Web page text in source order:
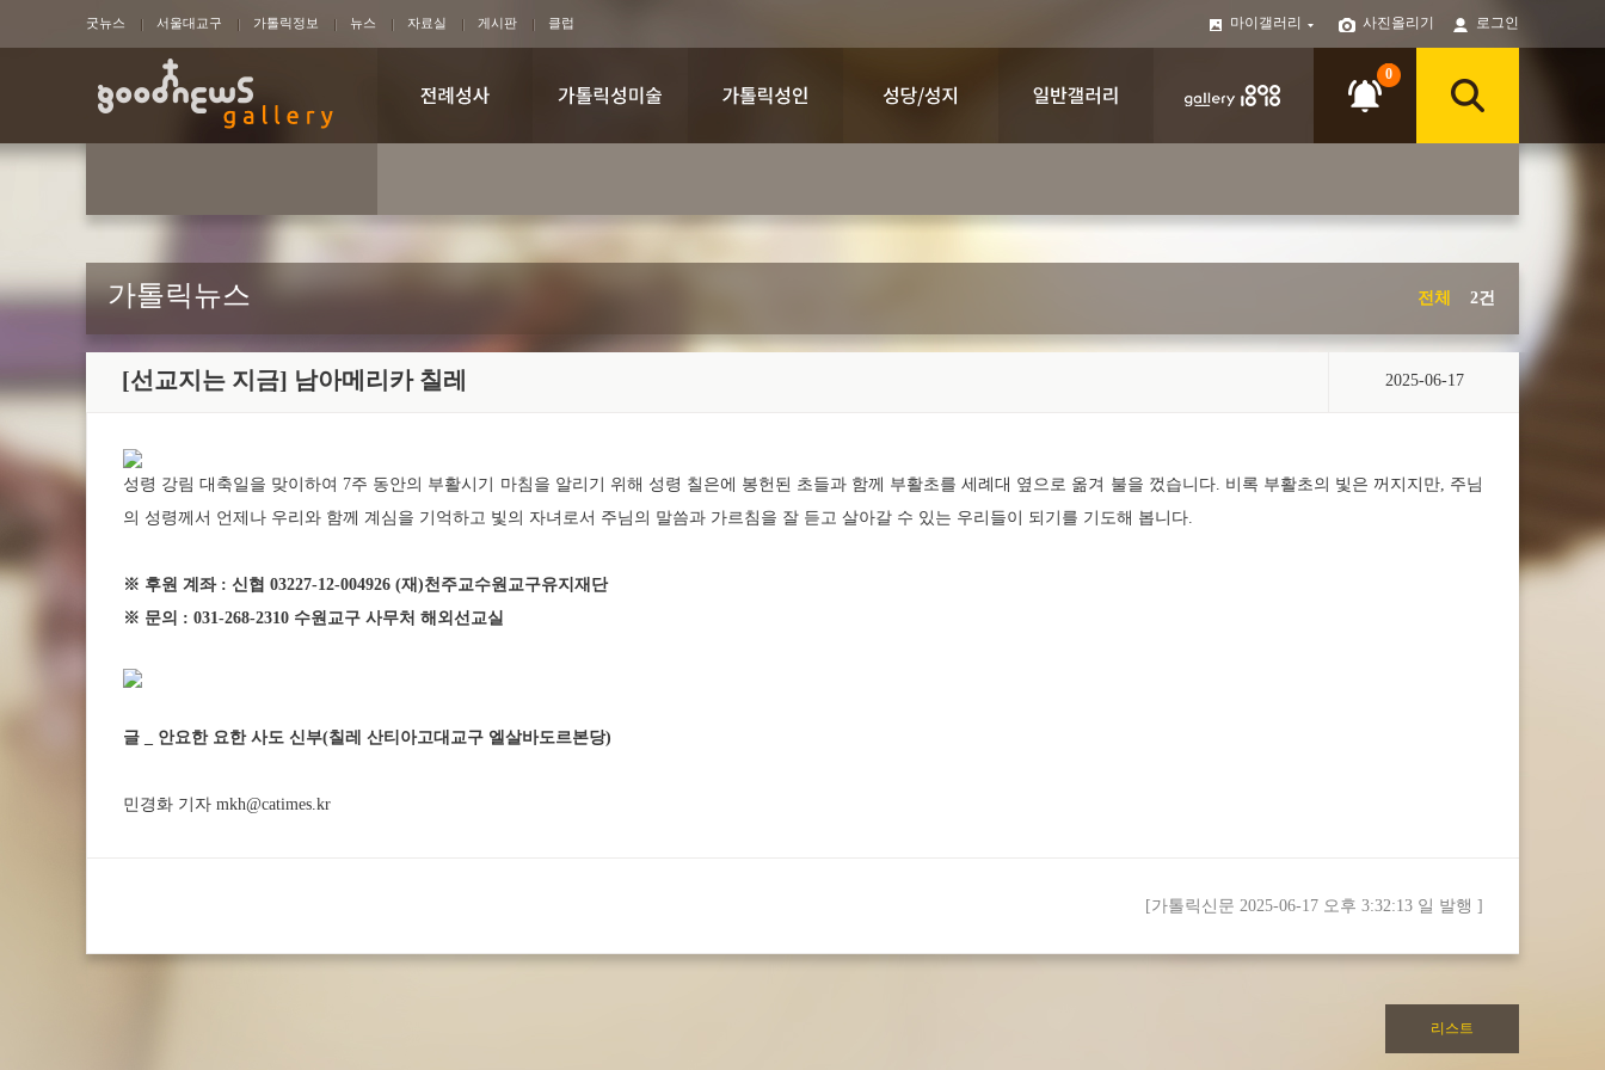
굿뉴스 서울대교구 가톨릭정보 뉴스 자료실 게시판 클럽 마이갤러리 사진올리기 로그인
0
가톨릭뉴스 전체 2건
[선교지는 지금] 남아메리카 칠레 2025-06-17
성령 강림 대축일을 맞이하여 7주 동안의 부활시기 마침을 알리기 위해 성령 칠은에 봉헌된 초들과 함께 부활초를 세례대 옆으로 옮겨 불을 껐습니다. 비록 부활초의 빛은 꺼지지만, 주님
의 성령께서 언제나 우리와 함께 계심을 기억하고 빛의 자녀로서 주님의 말씀과 가르침을 잘 듣고 살아갈 수 있는 우리들이 되기를 기도해 봅니다.
※ 후원 계좌 : 신협 03227-12-004926 (재)천주교수원교구유지재단
※ 문의 : 031-268-2310 수원교구 사무처 해외선교실
글 _ 안요한 요한 사도 신부(칠레 산티아고대교구 엘살바도르본당)
민경화 기자 mkh@catimes.kr
[가톨릭신문 2025-06-17 오후 3:32:13 일 발행 ]